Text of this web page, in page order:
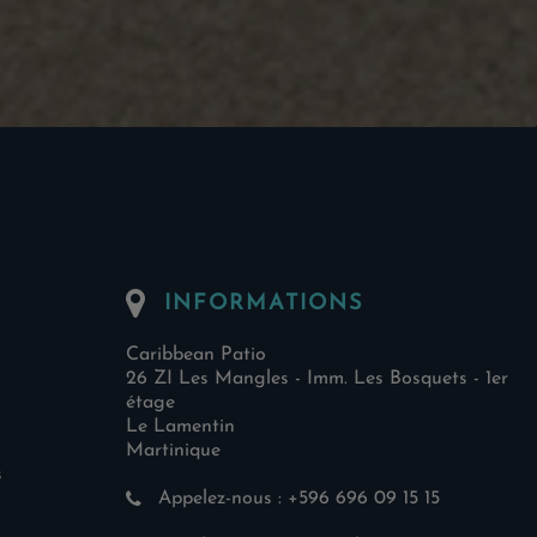
INFORMATIONS
Caribbean Patio
26 ZI Les Mangles - Imm. Les Bosquets - 1er
étage
Le Lamentin
Martinique
Appelez-nous : +596 696 09 15 15